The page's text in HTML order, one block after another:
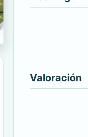
Valoración